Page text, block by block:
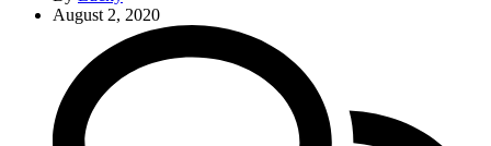
August 2, 2020